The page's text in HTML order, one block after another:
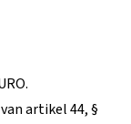
artikel 44, §